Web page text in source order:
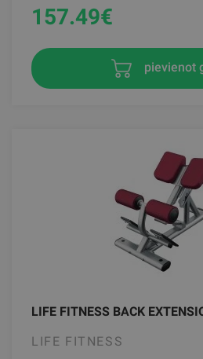
157.49€
pievienot
LIFE FITNESS BACK
LIFE FITNESS